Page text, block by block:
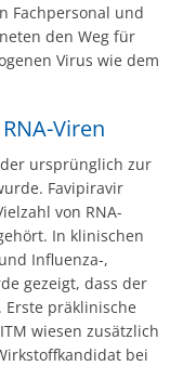
Fachpersonal und
den Weg für
Virus wie dem
Viren
ursprünglich zur
Favipiravir
von RNA-
In klinischen
Influenza-,
gezeigt, dass der
präklinische
wiesen zusätzlich
bei